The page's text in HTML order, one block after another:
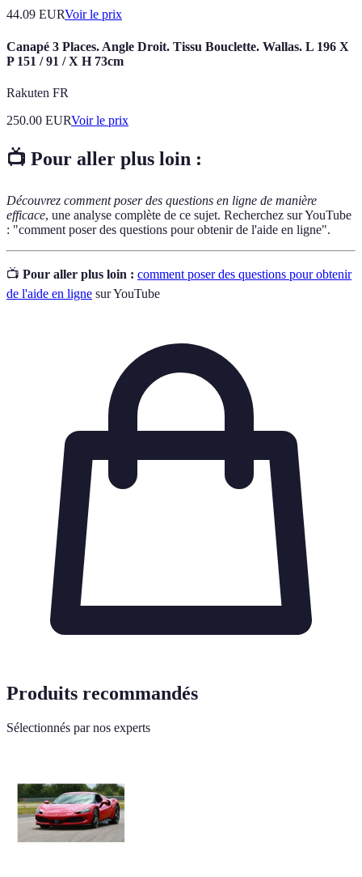
44.09 EURVoir le prix
Canapé 3 Places. Angle Droit. Tissu Bouclette. Wallas. L 196 X
P 151 / 91 / X H 73cm
Rakuten FR
250.00 EURVoir le prix
📺 Pour aller plus loin :
Découvrez comment poser des questions en ligne de manière
efficace, une analyse complète de ce sujet. Recherchez sur YouTube
: "comment poser des questions pour obtenir de l'aide en ligne".
📺 Pour aller plus loin : comment poser des questions pour obtenir
de l'aide en ligne sur YouTube
Produits recommandés
Sélectionnés par nos experts